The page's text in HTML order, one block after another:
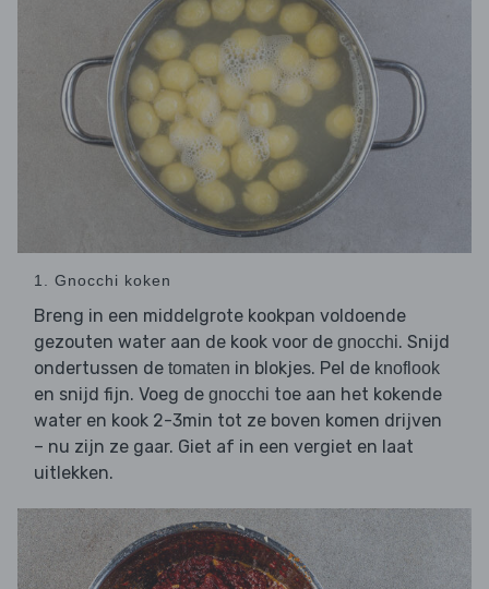
1. Gnocchi koken
Breng in een middelgrote kookpan voldoende
gezouten water aan de kook voor de gnocchi. Snijd
ondertussen de tomaten in blokjes. Pel de knoflook
en snijd fijn. Voeg de gnocchi toe aan het kokende
water en kook 2-3min tot ze boven komen drijven
– nu zijn ze gaar. Giet af in een vergiet en laat
uitlekken.